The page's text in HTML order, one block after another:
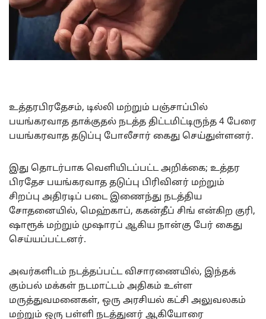
உத்தரபிரதேசம், டில்லி மற்றும் பஞ்சாப்பில்
பயங்கரவாத தாக்குதல் நடத்த திட்டமிட்டிருந்த 4 பேரை
பயங்கரவாத தடுப்பு போலீசார் கைது செய்துள்ளனர்.
இது தொடர்பாக வெளியிடப்பட்ட அறிக்கை; உத்தர
பிரதேச பயங்கரவாத தடுப்பு பிரிவினர் மற்றும்
சிறப்பு அதிரடிப் படை இணைந்து நடத்திய
சோதனையில், மெஹ்காப், ககன்தீப் சிங் என்கிற குரி,
ஷாரூக் மற்றும் முஷாரப் ஆகிய நான்கு பேர் கைது
செய்யப்பட்டனர்.
அவர்களிடம் நடத்தப்பட்ட விசாரணையில், இந்தக்
கும்பல் மக்கள் நடமாட்டம் அதிகம் உள்ள
மருத்துவமனைகள், ஒரு அரசியல் கட்சி அலுவலகம்
மற்றும் ஒரு பள்ளி நடத்துனர் ஆகியோரை